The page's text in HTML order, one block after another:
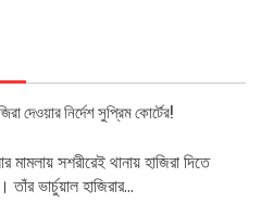
দেওয়ার নির্দেশ সুপ্রিম কোর্টের!
সশরীরেই থানায় হাজিরা দিতে
ভার্চুয়াল হাজিরার...